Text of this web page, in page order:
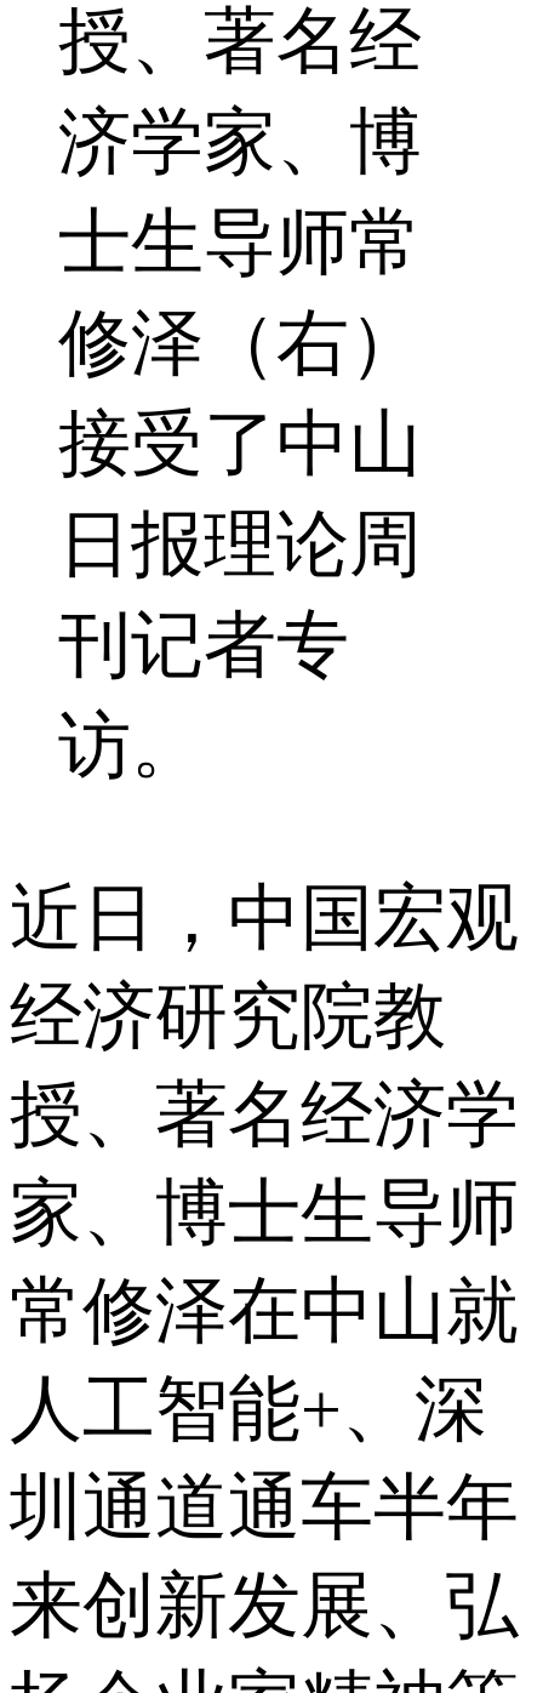
授、著名经
济学家、博
士生导师常
修泽（右）
接受了中山
日报理论周
刊记者专
访。
近日，中国宏观
经济研究院教
授、著名经济学
家、博士生导师
常修泽在中山就
人工智能+、深
圳通道通车半年
来创新发展、弘